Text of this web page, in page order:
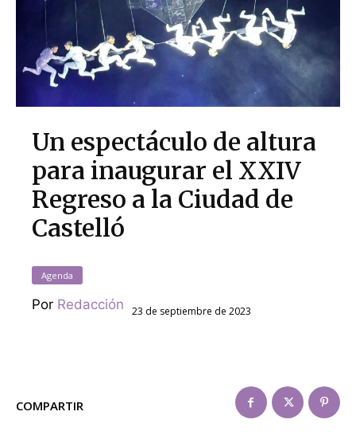
Un espectáculo de altura
para inaugurar el XXIV
Regreso a la Ciudad de
Castelló
Agenda
Por Redacción 23 de septiembre de 2023
COMPARTIR